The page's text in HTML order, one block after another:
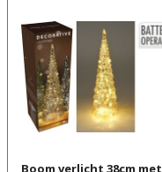
Boom verlicht 38cm met